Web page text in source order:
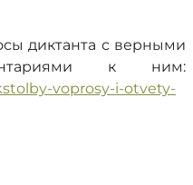
диктанта с верными
к ним:
voprosy-i-otvety-